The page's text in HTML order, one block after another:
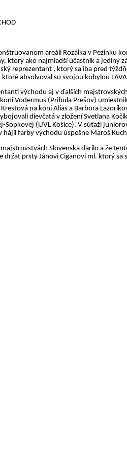
areáli Rozálka v Pezinku
ktorý ako najmladší účastník a
reprezentant , ktorý sa iba pred
absolvoval so svojou kobylou
východu aj v ďalších
Vodermus (Pribula Prešov)
Krestová na koni Alias a Barbora
dievčatá v zložení Svetlana
Sopkovej (UVL Košice). V súťaži
farby východu úspešne Maroš
majstrovstvách Slovenska darilo a že
držať prsty Jánovi Ciganovi ml. ktorý sa